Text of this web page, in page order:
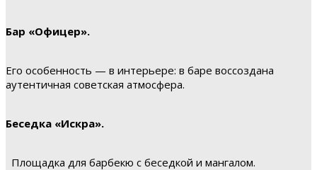
Бар «Офицер».
Его особенность — в интерьере: в баре воссоздана
аутентичная советская атмосфера.
Беседка «Искра».
Площадка для барбекю с беседкой и мангалом.